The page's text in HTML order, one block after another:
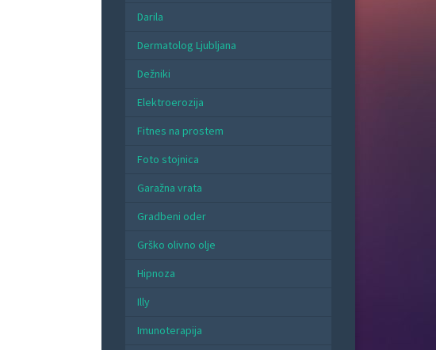
Darila
Dermatolog Ljubljana
Dežniki
Elektroerozija
Fitnes na prostem
Foto stojnica
Garažna vrata
Gradbeni oder
Grško olivno olje
Hipnoza
Illy
Imunoterapija